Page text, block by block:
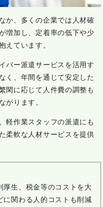
か、多くの企業では人材確
増加し、定着率の低下や少
えています。
バー派遣サービスを活用す
く、年間を通じて安定した
閑に応じて人件費の調整も
がります。
軽作業スタッフの派遣にも
柔軟な人材サービスを提供
厚生、税金等のコストを大
に関わる人的コストも削減